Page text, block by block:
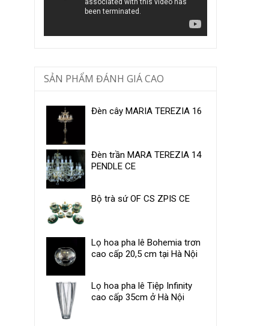
SẢN PHẨM ĐÁNH GIÁ CAO
Đèn cây MARIA TEREZIA 16
Đèn trần MARA TEREZIA 14
PENDLE CE
Bộ trà sứ OF CS ZPIS CE
Lọ hoa pha lê Bohemia trơn
cao cấp 20,5 cm tại Hà Nội
Lọ hoa pha lê Tiệp Infinity
cao cấp 35cm ở Hà Nội